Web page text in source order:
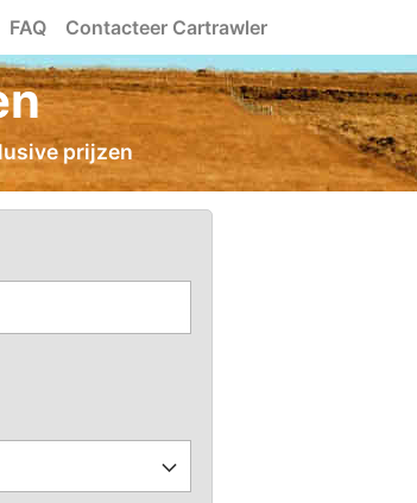
FAQ Contacteer Cartrawler
prijzen